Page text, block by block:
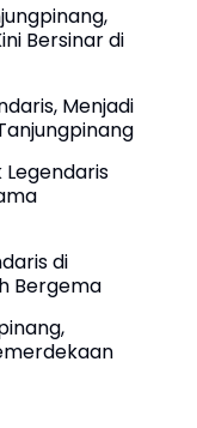
Bersinar di
Menjadi
Legendaris
di
Bergema